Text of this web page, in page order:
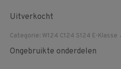
Uitverkocht
Categorie: W124 C124 S124 E-Klasse
Ongebruikte onderdelen